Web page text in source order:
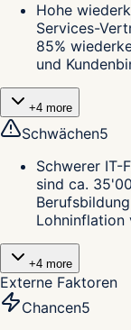
Hohe
Services-
85%
und
+4 more
Schwächen5
Schwerer IT-
sind ca.
Lohninflation
+4 more
Externe Faktoren
Chancen5